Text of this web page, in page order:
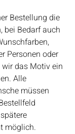
Bestellung die
bei Bedarf auch
Personen oder
das Motiv ein
Alle
müssen
möglich.